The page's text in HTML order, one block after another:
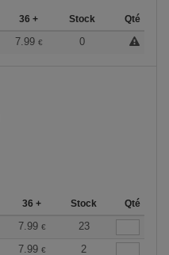
36 + Stock Qté
7.99 € 0
36 + Stock Qté
7.99 €
23
7.99 € 2